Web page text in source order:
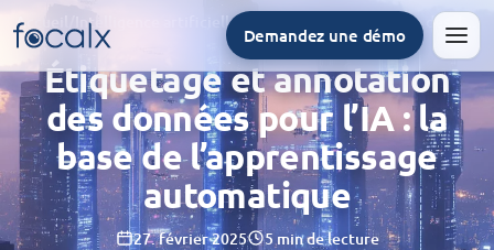
Demandez une démo
Accueil Intelligence artificielle/ Étiquetage et annotation des données pour l’IA : la base de l’apprentissage automatique
Étiquetage et annotation
des données pour l’IA : la
base de l’apprentissage
automatique
27. février 2025 5 min de lecture